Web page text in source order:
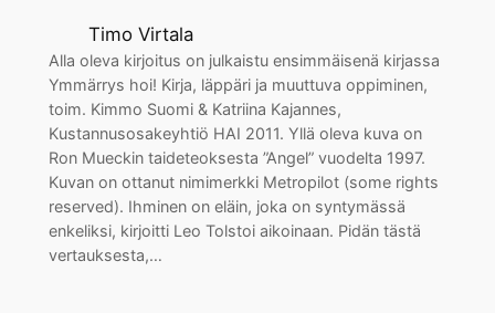
Timo Virtala
Alla oleva kirjoitus on julkaistu ensimmäisenä kirjassa
Ymmärrys hoi! Kirja, läppäri ja muuttuva oppiminen,
toim. Kimmo Suomi & Katriina Kajannes,
Kustannusosakeyhtiö HAI 2011. Yllä oleva kuva on
Ron Mueckin taideteoksesta ”Angel” vuodelta 1997.
Kuvan on ottanut nimimerkki Metropilot (some rights
reserved). Ihminen on eläin, joka on syntymässä
enkeliksi, kirjoitti Leo Tolstoi aikoinaan. Pidän tästä
vertauksesta,…